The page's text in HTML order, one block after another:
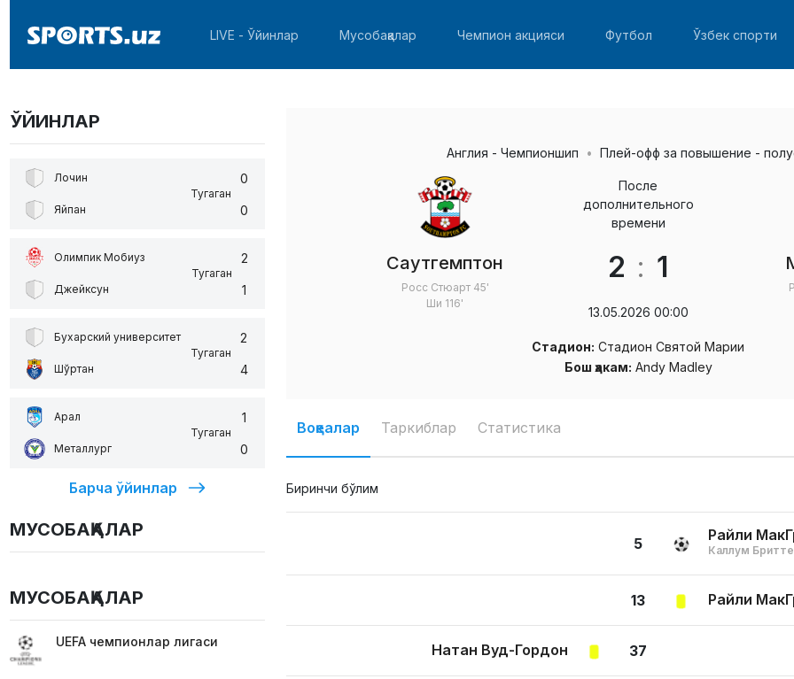
LIVE - Ўйинлар Мусобақалар Чемпион акцияси Футбол Ўзбек спорти
ЎЙИНЛАР
Лочин
Яйпан
Тугаган
0
0
Олимпик Мобиуз
Джейксун
Тугаган
2
1
Бухарский университет
Шўртан
Тугаган
2
4
Арал
Металлург
Тугаган
1
0
Барча ўйинлар
МУСОБАҚАЛАР
МУСОБАҚАЛАР
UEFA чемпионлар лигаси
Англия - Чемпионшип Плей-офф за повышение -
Саутгемптон
Росс Стюарт 45'
Ши 116'
После
дополнительного
времени
2 : 1
13.05.2026 00:00
Стадион: Стадион Святой Марии
Бош ҳакам: Andy Madley
Воқеалар Таркиблар Статистика
Биринчи бўлим
5 Райли
Каллум
13 Райли
37
Натан Вуд-Гордон